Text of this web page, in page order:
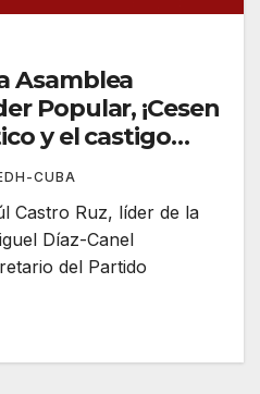
Asamblea
Popular, ¡Cesen
y el castigo
cubano!
CUBA
Castro Ruz, líder de la
Díaz-Canel
del Partido